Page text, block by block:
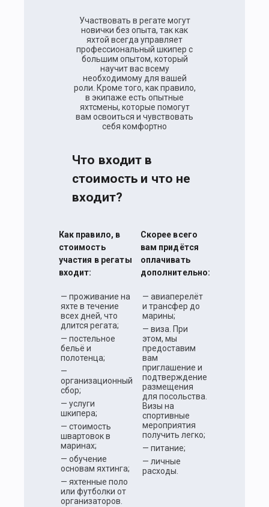
Участвовать в регате могут
новички без опыта, так как
яхтой всегда управляет
профессиональный шкипер с
большим опытом, который
научит вас всему
необходимому для вашей
роли. Кроме того, как правило,
в экипаже есть опытные
яхтсмены, которые помогут
вам освоиться и чувствовать
себя комфортно
Что входит в
стоимость и что не
входит?
Как правило, в
стоимость
участия в регаты
входит:
— проживание на
яхте в течение
всех дней, что
длится регата;
— постельное
бельё и
полотенца;
—
организационный
сбор;
— услуги
шкипера;
— стоимость
швартовок в
маринах;
— обучение
основам яхтинга;
— яхтенные поло
или футболки от
организаторов.
Скорее всего
вам придётся
оплачивать
дополнительно:
— авиаперелёт
и трансфер до
марины;
— виза. При
этом, мы
предоставим
вам
приглашение и
подтверждение
размещения
для посольства.
Визы на
спортивные
мероприятия
получить легко;
— питание;
— личные
расходы.